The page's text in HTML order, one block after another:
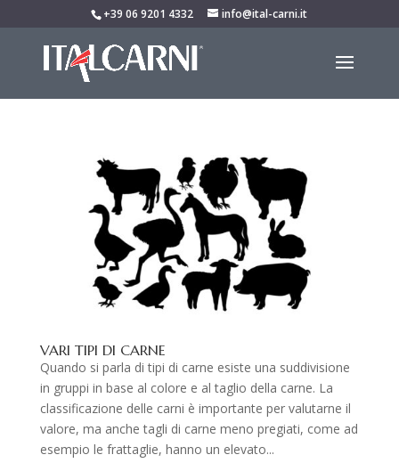
+39 06 9201 4332 info@ital-carni.it
VARI TIPI DI CARNE
Quando si parla di tipi di carne esiste una suddivisione
in gruppi in base al colore e al taglio della carne. La
classificazione delle carni è importante per valutarne il
valore, ma anche tagli di carne meno pregiati, come ad
esempio le frattaglie, hanno un elevato...